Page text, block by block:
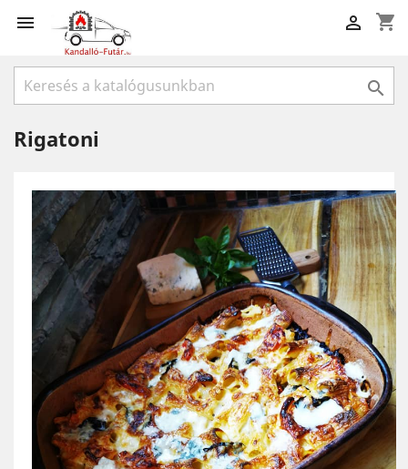
 shopping_cart


Rigatoni